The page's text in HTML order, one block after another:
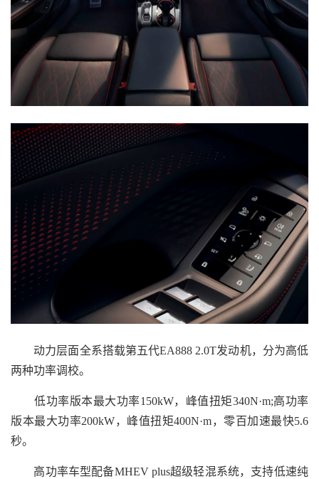
动力层面全系搭载第五代EA888 2.0T发动机，分为高低
两种功率调校。
低功率版本最大功率150kW，峰值扭矩340N·m;高功率
版本最大功率200kW，峰值扭矩400N·m，零百加速最快5.6
秒。
高功率车型配备MHEV plus超级轻混系统，支持低速纯